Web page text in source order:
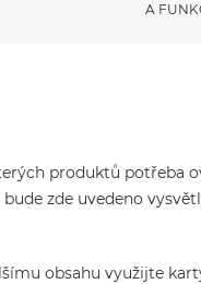
A
produktů potřeba
zde uvedeno
obsahu využijte